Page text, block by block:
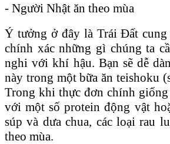
- Người Nhật ăn theo mùa
Ý tưởng ở đây là Trái Đất cung
chính xác những gì chúng ta
nghi với khí hậu. Bạn sẽ dễ
này trong một bữa ăn teishoku
Trong khi thực đơn chính giống
với một số protein động vật
súp và dưa chua, các loại rau
theo mùa.